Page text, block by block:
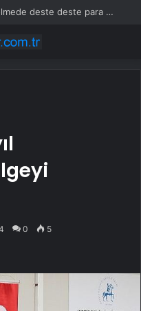
Evine tadilat yapan çift, gizli bölmede deste deste para buldu
0 5